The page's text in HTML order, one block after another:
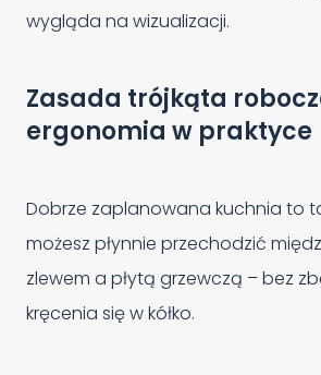
wygląda na wizualizacji.
Zasada trójkąta
ergonomia w praktyce
Dobrze zaplanowana kuchnia to
możesz płynnie przechodzić
zlewem a płytą grzewczą – bez
kręcenia się w kółko.